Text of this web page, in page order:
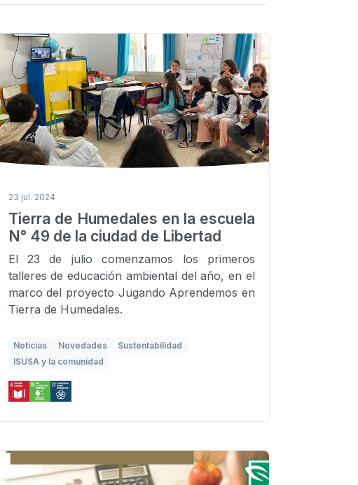
23 jul. 2024
Tierra de Humedales en la escuela
N° 49 de la ciudad de Libertad
El 23 de julio comenzamos los primeros
talleres de educación ambiental del año, en el
marco del proyecto Jugando Aprendemos en
Tierra de Humedales.
Noticias Novedades
Sustentabilidad
ISUSA y la comunidad